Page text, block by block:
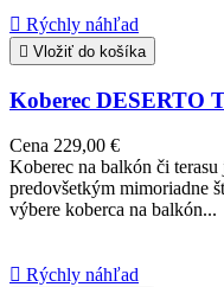
 Rýchly náhľad
 Vložiť do košíka
Koberec DESERTO
Cena 229,00 €
Koberec na balkón či
predovšetkým mimoriadne
výbere koberca na balkón...
 Rýchly náhľad